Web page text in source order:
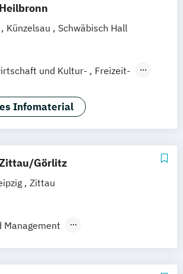
Künzelsau
Schwäbisch Hall
und Kultur-
Freizeit-
Restaurantmanagement
(DE/EN)
(DE/EN)
Infomaterial
Görlitz
Zittau
Management